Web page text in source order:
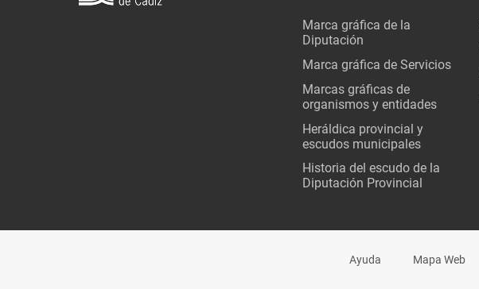
Marca gráfica de la
Diputación
Marca gráfica de Servicios
Marcas gráficas de
organismos y entidades
Heráldica provincial y
escudos municipales
Historia del escudo de la
Diputación Provincial
Ayuda Mapa Web